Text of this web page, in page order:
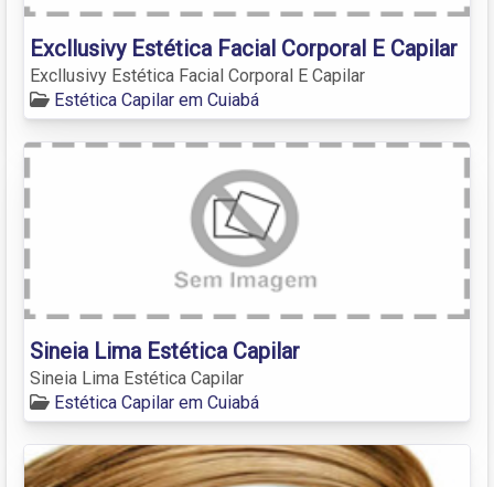
Excllusivy Estética Facial Corporal E Capilar
Excllusivy Estética Facial Corporal E Capilar
Estética Capilar em Cuiabá
Sineia Lima Estética Capilar
Sineia Lima Estética Capilar
Estética Capilar em Cuiabá